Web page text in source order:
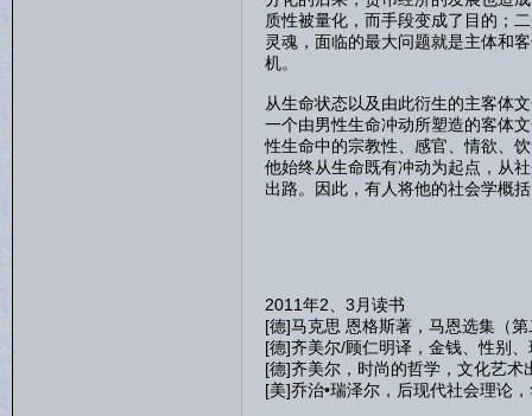
质性被量化，而手段变成了目的；
灵魂，面临的最大问题就是主体和
机。
从生命状态以及由此衍生的主客体
一个由男性生命冲动所塑造的客体
性生命中的宗教性、感官、情欲、
他始终从生命既有冲动为起点，从
出路。因此，有人将他的社会学概
2011年2、3月读书
[德]马克思 恩格斯著，马恩选集（
[德]齐美尔/顾仁明译，金钱、性别
[德]齐美尔，时尚的哲学，文化艺术
[美]乔治•瑞泽尔，后现代社会理论